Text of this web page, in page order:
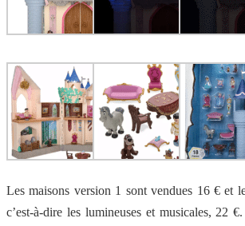
Les maisons version 1 sont vendues 16 € et
c’est-à-dire les lumineuses et musicales, 22